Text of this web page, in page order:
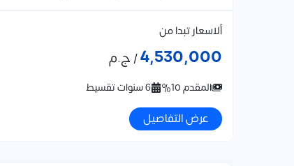
ألاسعار تبدا من
4,530,000/ ج.م
المقدم 10% 6 سنوات تقسيط
عرض التفاصيل